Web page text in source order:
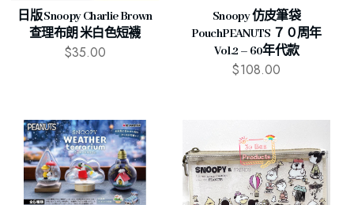
日版 Snoopy Charlie Brown
查理布朗 米白色短襪
$35.00
Snoopy 仿皮筆袋
PouchPEANUTS ７０周年
Vol.2 – 60年代款
$108.00